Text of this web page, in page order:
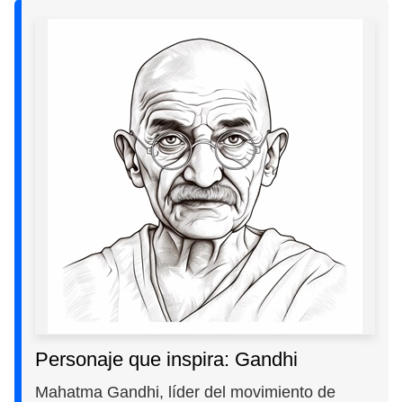
Personaje que inspira: Gandhi
Mahatma Gandhi, líder del movimiento de